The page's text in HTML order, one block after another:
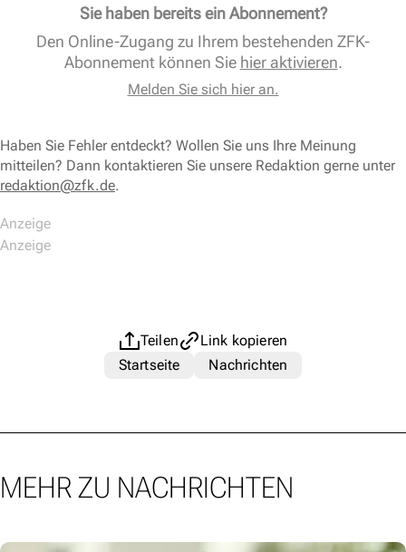
Sie haben bereits ein Abonnement?
Den Online-Zugang zu Ihrem bestehenden ZFK-
Abonnement können Sie hier aktivieren.
Melden Sie sich hier an.
Haben Sie Fehler entdeckt? Wollen Sie uns Ihre Meinung
mitteilen? Dann kontaktieren Sie unsere Redaktion gerne unter
redaktion@zfk.de.
Teilen
Link kopieren
Startseite
Nachrichten
MEHR ZU NACHRICHTEN